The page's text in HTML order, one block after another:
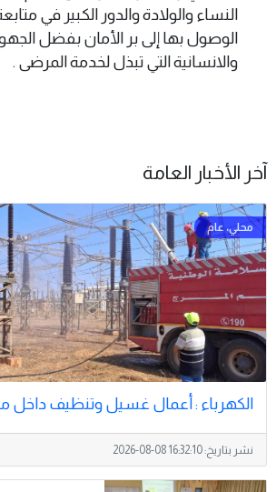
النساء والولادة والدور الكبير في
الوصول بها إلى بر الأمان بفضل
والانسانية التي تبذل لخدمة المرضى .
آخر الأخبار العامة
الكهرباء : أعمال غسيل وتنظيف داخل
نشر بتاريخ:2026-08-08 16:32:10